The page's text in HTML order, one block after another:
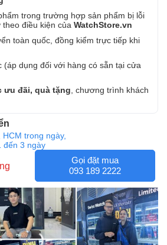
trong trường hợp sản phẩm bị lỗi
điều kiện của WatchStore.vn
toàn quốc, đồng kiểm trực tiếp khi
(áp dụng đối với hàng có sẵn tại cửa
đãi, quà tặng , chương trình khách
trong ngày,
đến 3 ngày
Gọi đặt mua
093 189 2222